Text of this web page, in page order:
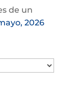
de un
2026